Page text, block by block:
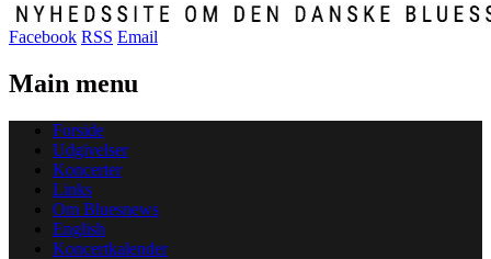
Facebook RSS Email
Main menu
Skip
content
Forside
Udgivelser
Koncerter
Links
Om Bluesnews
English
Koncertkalender